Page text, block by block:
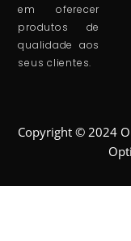
em oferecer
produtos de
qualidade aos
seus clientes.
Copyright © 2024